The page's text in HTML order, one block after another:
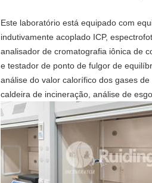
Este laboratório está equipado com
indutivamente acoplado ICP,
analisador de cromatografia iônica de
e testador de ponto de fulgor de
análise do valor calorífico dos gases
caldeira de incineração, análise de